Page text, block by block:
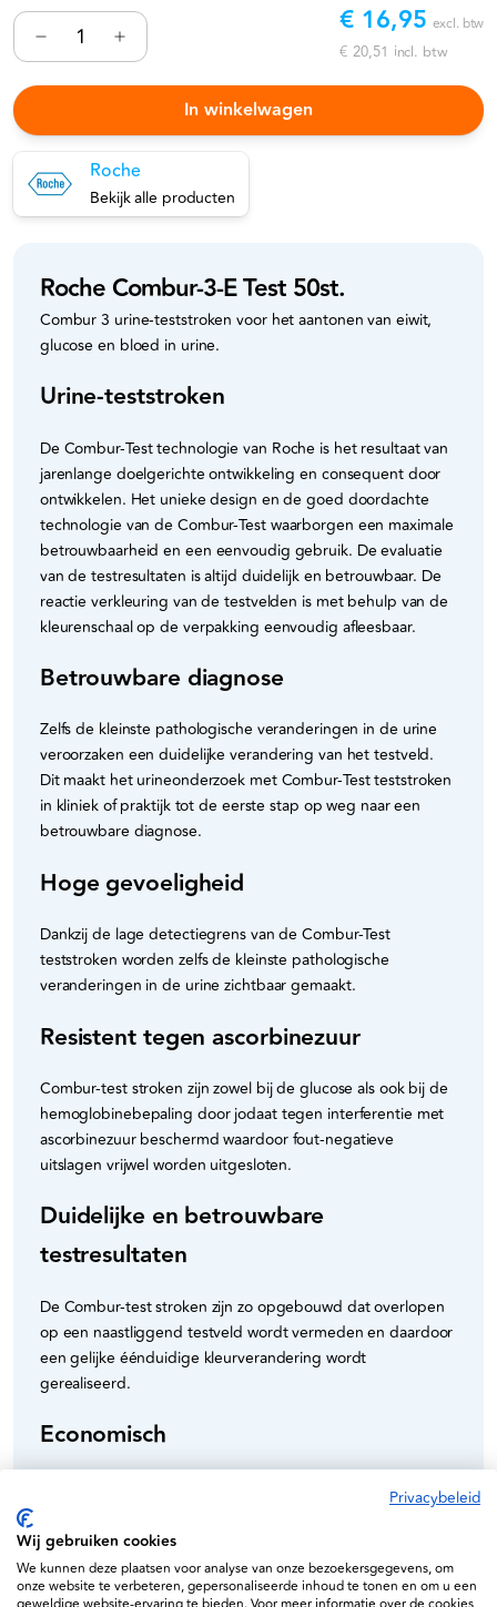
€ 16,95 excl. btw
€ 20,51 incl. btw
In winkelwagen
Roche
Bekijk alle producten
Roche Combur-3-E Test 50st.
Combur 3 urine-teststroken voor het aantonen van eiwit,
glucose en bloed in urine.
Urine-teststroken
De Combur-Test technologie van Roche is het resultaat van
jarenlange doelgerichte ontwikkeling en consequent door
ontwikkelen. Het unieke design en de goed doordachte
technologie van de Combur-Test waarborgen een maximale
betrouwbaarheid en een eenvoudig gebruik. De evaluatie
van de testresultaten is altijd duidelijk en betrouwbaar. De
reactie verkleuring van de testvelden is met behulp van de
kleurenschaal op de verpakking eenvoudig afleesbaar.
Betrouwbare diagnose
Zelfs de kleinste pathologische veranderingen in de urine
veroorzaken een duidelijke verandering van het testveld.
Dit maakt het urineonderzoek met Combur-Test teststroken
in kliniek of praktijk tot de eerste stap op weg naar een
betrouwbare diagnose.
Hoge gevoeligheid
Dankzij de lage detectiegrens van de Combur-Test
teststroken worden zelfs de kleinste pathologische
veranderingen in de urine zichtbaar gemaakt.
Resistent tegen ascorbinezuur
Combur-test stroken zijn zowel bij de glucose als ook bij de
hemoglobinebepaling door jodaat tegen interferentie met
ascorbinezuur beschermd waardoor fout-negatieve
uitslagen vrijwel worden uitgesloten.
Duidelijke en betrouwbare
testresultaten
De Combur-test stroken zijn zo opgebouwd dat overlopen
op een naastliggend testveld wordt vermeden en daardoor
een gelijke éénduidige kleurverandering wordt
gerealiseerd.
Economisch
Combur-test stroken kunnen bij kamertemperatuur tot 2
jaar worden bewaard. Het in de dop geïntegreerde
droogmiddel verhindert het degeneratie van de kostbare
reagentia.
Privacybeleid
Wij gebruiken cookies
We kunnen deze plaatsen voor analyse van onze bezoekersgegevens, om
onze website te verbeteren, gepersonaliseerde inhoud te tonen en om u een